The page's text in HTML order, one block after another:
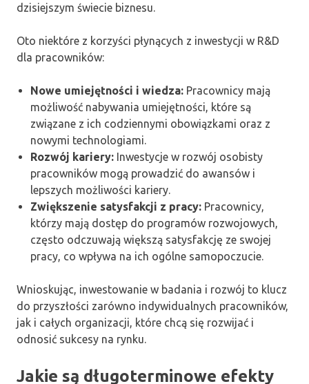
dzisiejszym świecie biznesu.
Oto niektóre z korzyści płynących z inwestycji w R&D
dla pracowników:
Nowe umiejętności i wiedza: Pracownicy mają
możliwość nabywania umiejętności, które są
związane z ich codziennymi obowiązkami oraz z
nowymi technologiami.
Rozwój kariery: Inwestycje w rozwój osobisty
pracowników mogą prowadzić do awansów i
lepszych możliwości kariery.
Zwiększenie satysfakcji z pracy: Pracownicy,
którzy mają dostęp do programów rozwojowych,
często odczuwają większą satysfakcję ze swojej
pracy, co wpływa na ich ogólne samopoczucie.
Wnioskując, inwestowanie w badania i rozwój to klucz
do przyszłości zarówno indywidualnych pracowników,
jak i całych organizacji, które chcą się rozwijać i
odnosić sukcesy na rynku.
Jakie są długoterminowe efekty